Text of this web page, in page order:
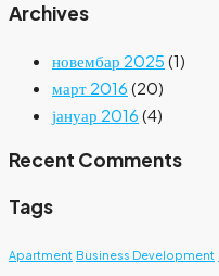
Archives
новембар 2025 (1)
март 2016 (20)
јануар 2016 (4)
Recent Comments
Tags
Apartment Business Development